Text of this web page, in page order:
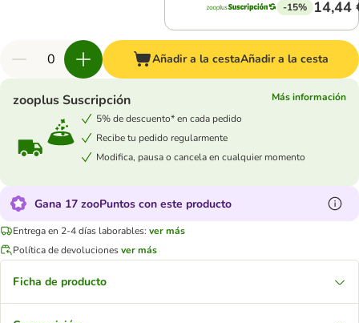
-15% 14,44
Añadir a la cestaAñadir a la cesta
zooplus Suscripción
Más información
5% de descuento* en cada pedido
Recibe tu pedido regularmente
Modifica, pausa o cancela en cualquier momento
Gana 17 zooPuntos con este producto
Entrega en 2-4 días laborables: ver más
Política de devolucionesver más
Ficha de producto